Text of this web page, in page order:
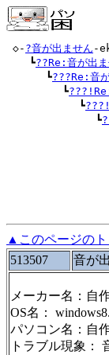
◇- ?音が出ません -
┗??Re:音が出
┗???Re:音
┗
┗
┗
▲このページのト
513507
音が
メーカー名：自
OS名：
パソコン名：自
トラブル現象：